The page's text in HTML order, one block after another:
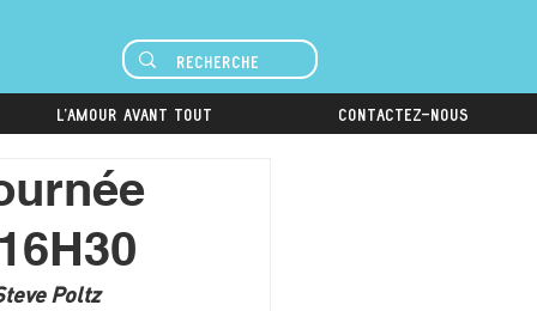
L'amour avant tout Contactez-nous
Poltz